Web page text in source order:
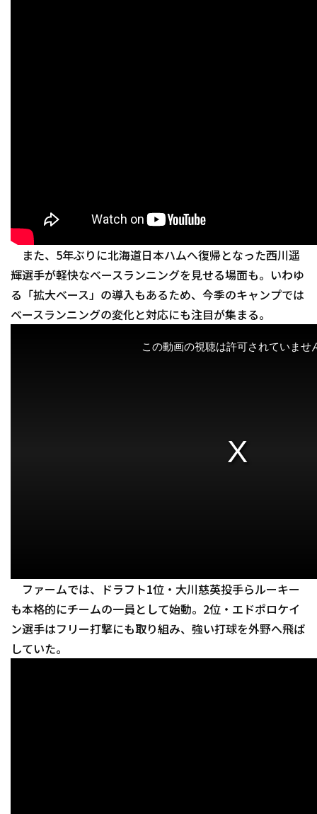
利用規約
運営会社
特定商取引法の表示 アルバイト募集（
また、5年ぶりに北海道日本ハムへ復帰となった西川遥
輝選手が軽快なベースランニングを見せる場面も。いわゆ
る「拡大ベース」の導入もあるため、今季のキャンプでは
ベースランニングの変化と対応にも注目が集まる。
ファームでは、ドラフト1位・大川慈英投手らルーキー
も本格的にチームの一員として始動。2位・エドポロケイ
ン選手はフリー打撃にも取り組み、強い打球を外野へ飛ば
していた。